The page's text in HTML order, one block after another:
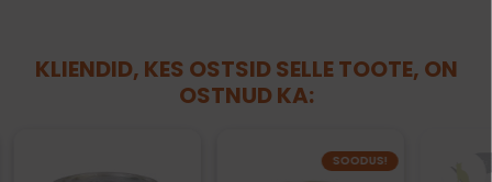
KLIENDID, KES OSTSID SELLE TOOTE, ON
OSTNUD KA:
SOODUS!